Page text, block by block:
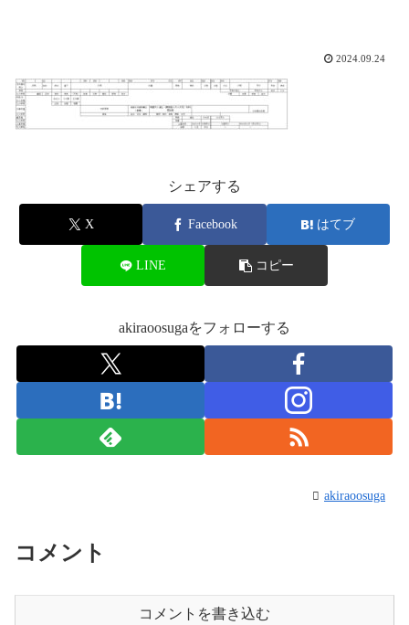
2024.09.24
シェアする
X Facebook はてブ
LINE コピー
akiraoosugaをフォローする
akiraoosuga
コメント
コメントを書き込む